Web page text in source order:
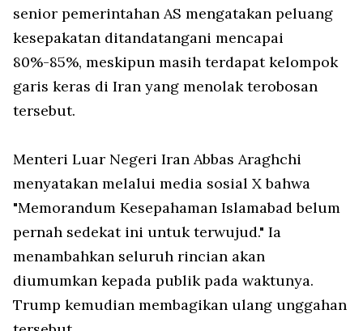
senior pemerintahan AS mengatakan peluang
kesepakatan ditandatangani mencapai
80%-85%, meskipun masih terdapat kelompok
garis keras di Iran yang menolak terobosan
tersebut.
Menteri Luar Negeri Iran Abbas Araghchi
menyatakan melalui media sosial X bahwa
"Memorandum Kesepahaman Islamabad belum
pernah sedekat ini untuk terwujud." Ia
menambahkan seluruh rincian akan
diumumkan kepada publik pada waktunya.
Trump kemudian membagikan ulang unggahan